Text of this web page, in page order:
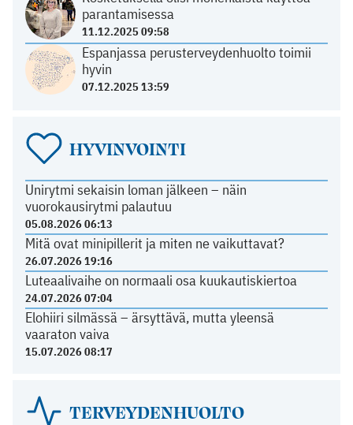
parantamisessa
11.12.2025 09:58
Espanjassa perusterveydenhuolto toimii
hyvin
07.12.2025 13:59
HYVINVOINTI
Unirytmi sekaisin loman jälkeen – näin
vuorokausirytmi palautuu
05.08.2026 06:13
Mitä ovat minipillerit ja miten ne vaikuttavat?
26.07.2026 19:16
Luteaalivaihe on normaali osa kuukautiskiertoa
24.07.2026 07:04
Elohiiri silmässä – ärsyttävä, mutta yleensä
vaaraton vaiva
15.07.2026 08:17
TERVEYDENHUOLTO